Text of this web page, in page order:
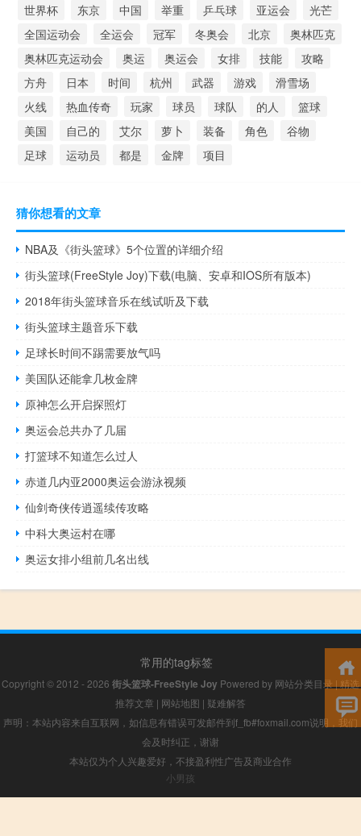
世界杯 东京 中国 举重 乒乓球 亚运会
光芒
全国运动会
全运会 冠军 冬奥会 北京
奥林匹克
奥林匹克运动会
奥运 奥运会 女排 技能
攻略
方舟
日本 时间 杭州 武器 游戏
滑雪场
火线
热血传奇 玩家 球员 球队 的人
篮球
美国
自己的 艾尔 萝卜 装备 角色
谷物
足球
运动员 都是 金牌 项目
猜你想看的文章
NBA及《街头篮球》5个位置的详细介绍
街头篮球(FreeStyle Joy)下载(电脑、安卓和IOS所有版本)
2018年街头篮球音乐在线试听及下载
街头篮球主题音乐下载
足球长时间不踢需要放气吗
美国队还能拿几枚金牌
原神怎么开启探照灯
奥运会总共办了几届
打篮球不知道怎么过人
赤道几内亚2000奥运会游泳视频
仙剑奇侠传逍遥续传攻略
中科大奥运村在哪
奥运女排小组前几名出线
常用的tag标签
Copyright © 2012 - 2026 街头篮球-FreeStyle Joy Powered by 网站分类目录 | 精选
推荐文章 | 网站地图 | 疑难解答
声明：本站内容来自互联网，如信息有错误可发邮件到f_fb#foxmail.com说明，我们
会及时纠正，谢谢
本站仅为个人兴趣爱好，不接盈利性广告及商业合作
小男孩